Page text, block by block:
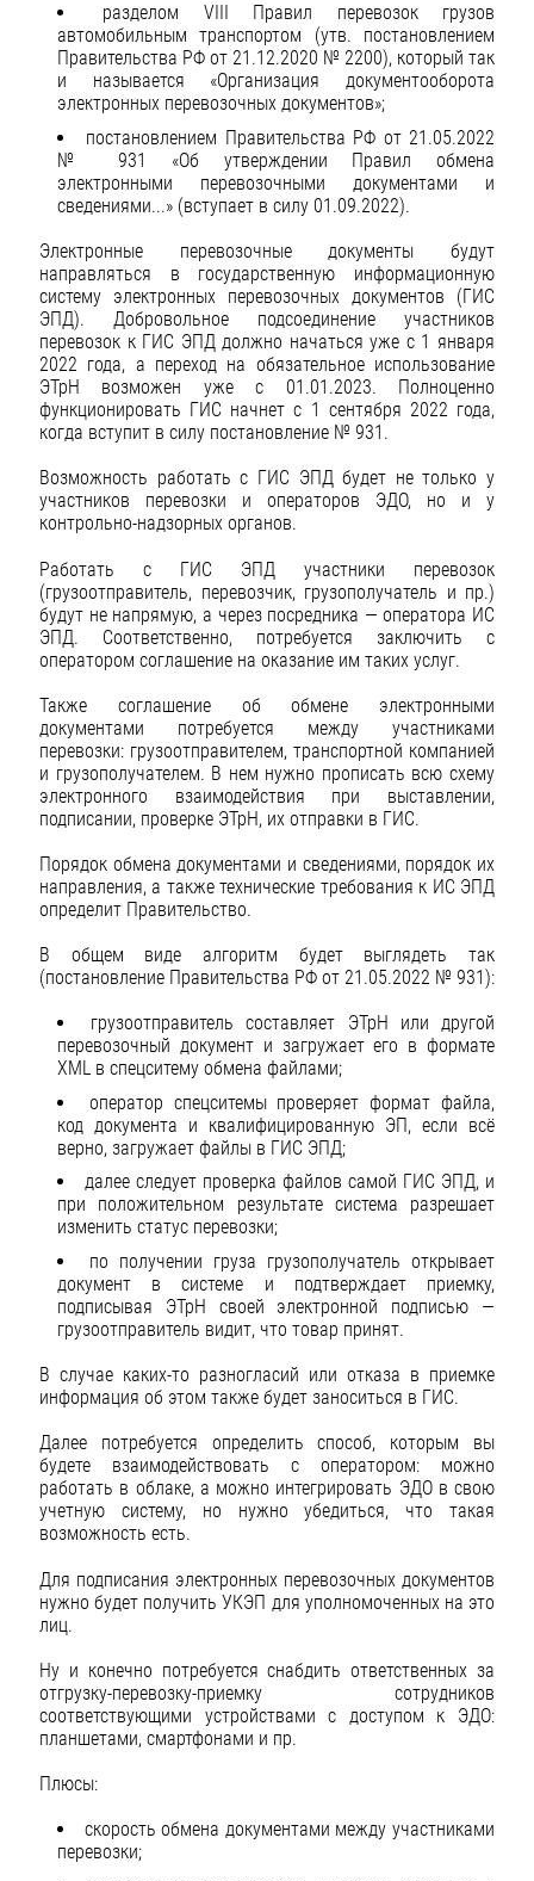
разделом VIII Правил перевозок грузов
автомобильным транспортом (утв. постановлением
Правительства РФ от 21.12.2020 № 2200), который так
и называется «Организация документооборота
электронных перевозочных документов»;
постановлением Правительства РФ от 21.05.2022
№ 931 «Об утверждении Правил обмена
электронными перевозочными документами и
сведениями...» (вступает в силу 01.09.2022).
Электронные перевозочные документы будут
направляться в государственную информационную
систему электронных перевозочных документов (ГИС
ЭПД). Добровольное подсоединение участников
перевозок к ГИС ЭПД должно начаться уже с 1 января
2022 года, а переход на обязательное использование
ЭТрН возможен уже с 01.01.2023. Полноценно
функционировать ГИС начнет с 1 сентября 2022 года,
когда вступит в силу постановление № 931.
Возможность работать с ГИС ЭПД будет не только у
участников перевозки и операторов ЭДО, но и у
контрольно-надзорных органов.
Работать с ГИС ЭПД участники перевозок
(грузоотправитель, перевозчик, грузополучатель и пр.)
будут не напрямую, а через посредника — оператора ИС
ЭПД. Соответственно, потребуется заключить с
оператором соглашение на оказание им таких услуг.
Также соглашение об обмене электронными
документами потребуется между участниками
перевозки: грузоотправителем, транспортной компанией
и грузополучателем. В нем нужно прописать всю схему
электронного взаимодействия при выставлении,
подписании, проверке ЭТрН, их отправки в ГИС.
Порядок обмена документами и сведениями, порядок их
направления, а также технические требования к ИС ЭПД
определит Правительство.
В общем виде алгоритм будет выглядеть так
(постановление Правительства РФ от 21.05.2022 № 931):
грузоотправитель составляет ЭТрН или другой
перевозочный документ и загружает его в формате
XML в спецситему обмена файлами;
оператор спецситемы проверяет формат файла,
код документа и квалифицированную ЭП, если всё
верно, загружает файлы в ГИС ЭПД;
далее следует проверка файлов самой ГИС ЭПД, и
при положительном результате система разрешает
изменить статус перевозки;
по получении груза грузополучатель открывает
документ в системе и подтверждает приемку,
подписывая ЭТрН своей электронной подписью —
грузоотправитель видит, что товар принят.
В случае каких-то разногласий или отказа в приемке
информация об этом также будет заноситься в ГИС.
Далее потребуется определить способ, которым вы
будете взаимодействовать с оператором: можно
работать в облаке, а можно интегрировать ЭДО в свою
учетную систему, но нужно убедиться, что такая
возможность есть.
Для подписания электронных перевозочных документов
нужно будет получить УКЭП для уполномоченных на это
лиц.
Ну и конечно потребуется снабдить ответственных за
отгрузку-перевозку-приемку сотрудников
соответствующими устройствами с доступом к ЭДО:
планшетами, смартфонами и пр.
Плюсы:
скорость обмена документами между участниками
перевозки;